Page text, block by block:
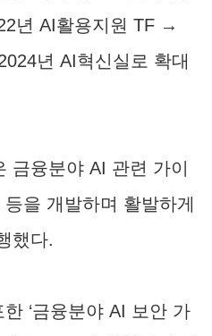
년 AI활용지원 TF →
년 AI혁신실로 확대
금융분야 AI 관련 가이
을 개발하며 활발하게
했다.
‘금융분야 AI 보안 가